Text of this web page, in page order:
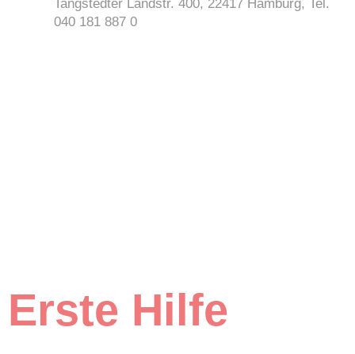
Tangstedter Landstr. 400, 22417 Hamburg, Tel.
040 181 887 0
Erste Hilfe